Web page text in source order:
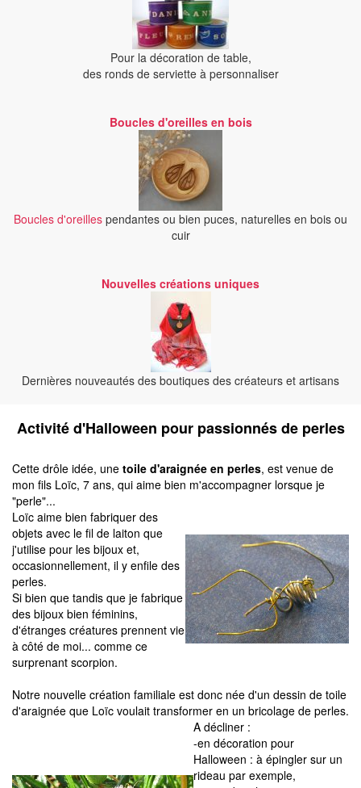
Pour la décoration de table,
des ronds de serviette à personnaliser
Boucles d'oreilles en bois
Boucles d'oreilles pendantes ou bien puces, naturelles en bois ou
cuir
Nouvelles créations uniques
Dernières nouveautés des boutiques des créateurs et artisans
Activité d'Halloween pour passionnés de perles
Cette drôle idée, une toile d'araignée en perles, est venue de
mon fils Loïc, 7 ans, qui aime bien m'accompagner lorsque je
"perle"...
Loïc aime bien fabriquer des
objets avec le fil de laiton que
j'utilise pour les bijoux et,
occasionnellement, il y enfile des
perles.
Si bien que tandis que je fabrique
des bijoux bien féminins,
d'étranges créatures prennent vie
à côté de moi... comme ce
surprenant scorpion.
Notre nouvelle création familiale est donc née d'un dessin de toile
d'araignée que Loïc voulait transformer en un bricolage de perles.
A décliner :
-en décoration pour
Halloween : à épingler sur un
rideau par exemple,